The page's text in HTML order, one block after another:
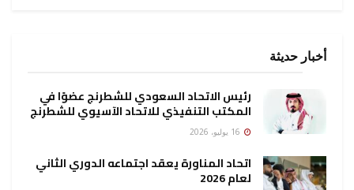
أخبار حديثة
رئيس الاتحاد السعودي للشطرنج عضوًا في
المكتب التنفيذي للاتحاد الآسيوي للشطرنج
اتحاد المناورة يعقد اجتماعه الدوري الثاني
لعام 2026